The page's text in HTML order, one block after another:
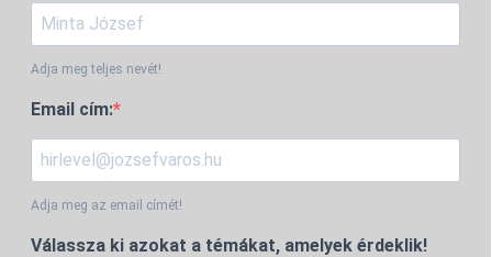
Adja meg teljes nevét!
Email cím:
Adja meg az email címét!
Válassza ki azokat a témákat, amelyek érdeklik!